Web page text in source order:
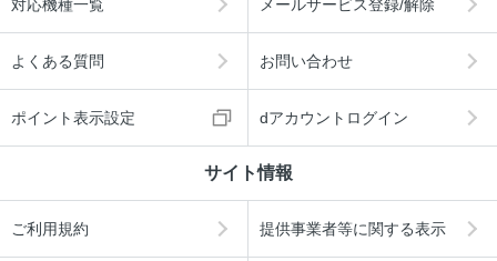
対応機種一覧 メールサービス登録/解除
よくある質問 お問い合わせ
ポイント表示設定 dアカウントログイン
サイト情報
ご利用規約 提供事業者等に関する表示